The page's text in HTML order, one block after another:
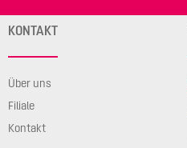
KONTAKT
Über uns
Filiale
Kontakt